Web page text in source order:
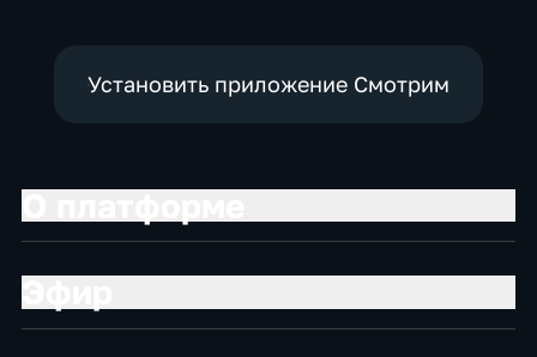
Установить приложение Смотрим